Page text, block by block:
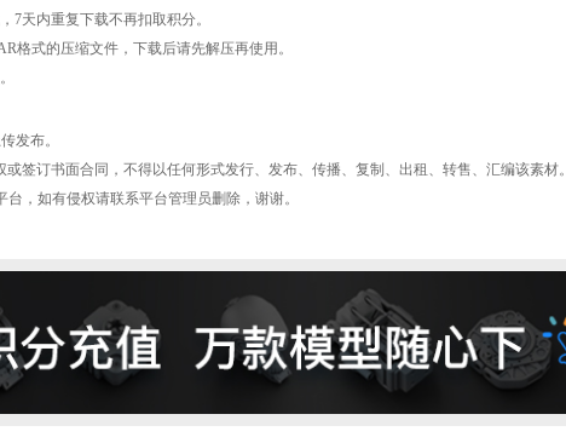
7天内重复下载不再扣取积分。
格式的压缩文件，下载后请先解压再使用。
发布。
签订书面合同，不得以任何形式发行、发布、传播、复制、出租、转售、汇编该素材。
，如有侵权请联系平台管理员删除，谢谢。